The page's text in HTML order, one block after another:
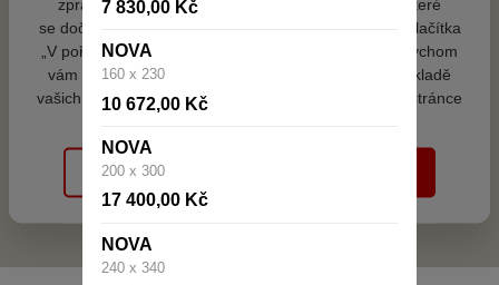
7 830,00 Kč
NOVA
160 x 230
10 672,00 Kč
NOVA
200 x 300
17 400,00 Kč
NOVA
240 x 340
zpracováním souborů cookies - malých souborů, které
se dočasně ukládají ve vašem prohlížeči. Stisknutím tlačítka
„V pořádku“ souhlasíte s nastavením cookies tak, abychom
vám poskytovali smysluplné a užitečné služby na základě
vašich údajů. Svůj souhlas můžete kdykoli změnit na stránce
Spravovat cookies